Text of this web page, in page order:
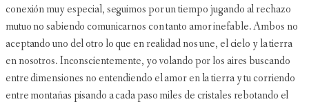
conexión muy especial, seguimos por un tiempo jugando al rechazo
mutuo no sabiendo comunicarnos con tanto amor inefable. Ambos no
aceptando uno del otro lo que en realidad nos une, el cielo y la tierra
en nosotros. Inconscientemente, yo volando por los aires buscando
entre dimensiones no entendiendo el amor en la tierra y tu corriendo
entre montañas pisando a cada paso miles de cristales rebotando el